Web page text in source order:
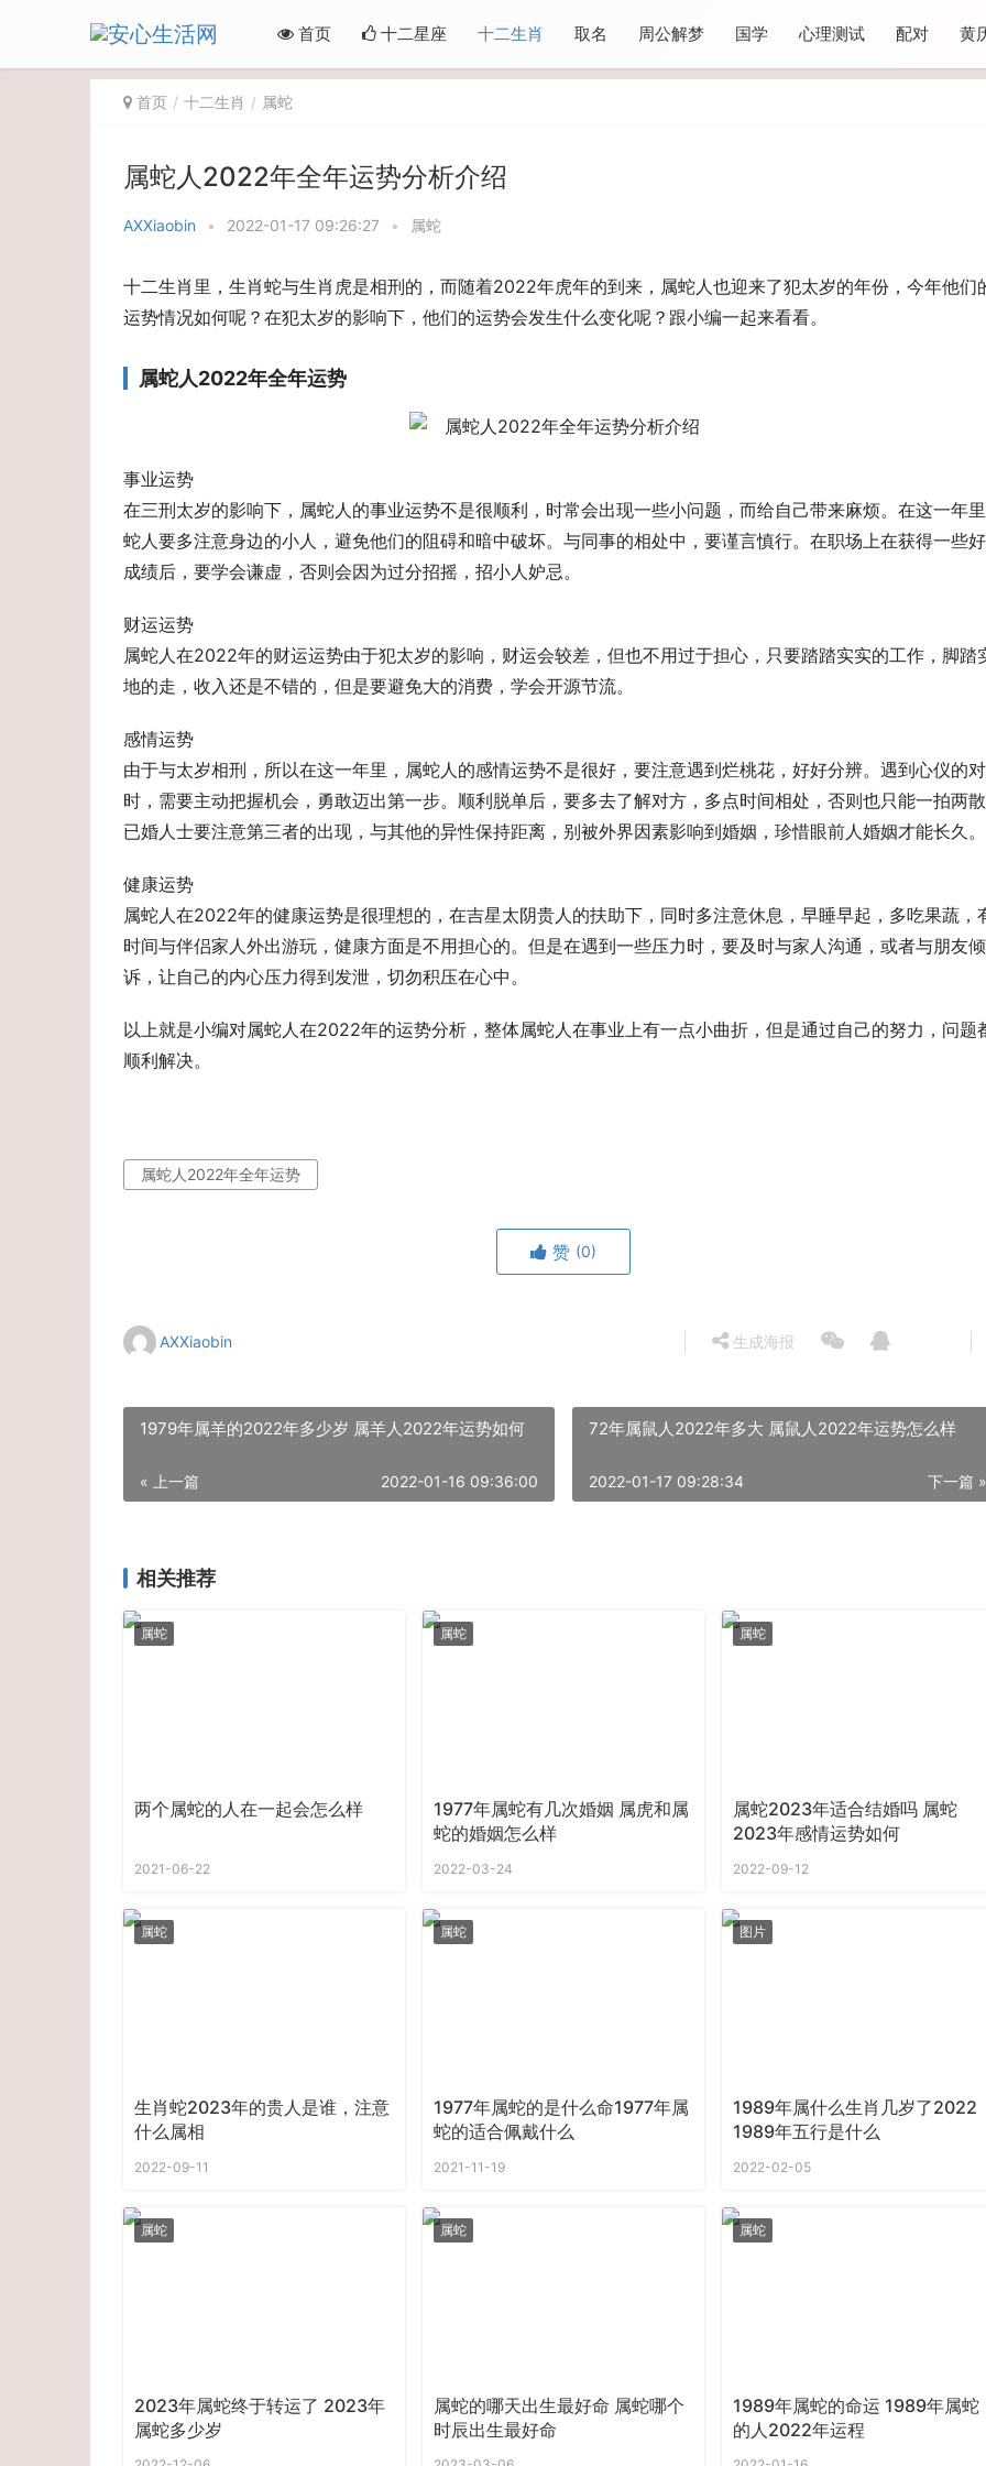
首页 十二星座 十二生肖 取名 周公解梦 国学 心理测试 配对 黄
首页 十二生肖 属蛇
属蛇人2022年全年运势分析介绍
AXXiaobin • 2022-01-17 09:26:27 • 属蛇
十二生肖里，生肖蛇与生肖虎是相刑的，而随着2022年虎年的到来，属蛇人也迎来了犯太岁的年份，今年他们
运势情况如何呢？在犯太岁的影响下，他们的运势会发生什么变化呢？跟小编一起来看看。
属蛇人2022年全年运势
事业运势
在三刑太岁的影响下，属蛇人的事业运势不是很顺利，时常会出现一些小问题，而给自己带来麻烦。在这一年
蛇人要多注意身边的小人，避免他们的阻碍和暗中破坏。与同事的相处中，要谨言慎行。在职场上在获得一些
成绩后，要学会谦虚，否则会因为过分招摇，招小人妒忌。
财运运势
属蛇人在2022年的财运运势由于犯太岁的影响，财运会较差，但也不用过于担心，只要踏踏实实的工作，脚踏
地的走，收入还是不错的，但是要避免大的消费，学会开源节流。
感情运势
由于与太岁相刑，所以在这一年里，属蛇人的感情运势不是很好，要注意遇到烂桃花，好好分辨。遇到心仪的
时，需要主动把握机会，勇敢迈出第一步。顺利脱单后，要多去了解对方，多点时间相处，否则也只能一拍两
已婚人士要注意第三者的出现，与其他的异性保持距离，别被外界因素影响到婚姻，珍惜眼前人婚姻才能长久。
健康运势
属蛇人在2022年的健康运势是很理想的，在吉星太阴贵人的扶助下，同时多注意休息，早睡早起，多吃果蔬，
时间与伴侣家人外出游玩，健康方面是不用担心的。但是在遇到一些压力时，要及时与家人沟通，或者与朋友倾
诉，让自己的内心压力得到发泄，切勿积压在心中。
以上就是小编对属蛇人在2022年的运势分析，整体属蛇人在事业上有一点小曲折，但是通过自己的努力，问题
顺利解决。
属蛇人2022年全年运势
赞 (0)
AXXiaobin 生成海报
1979年属羊的2022年多少岁 属羊人2022年运势如何
« 上一篇 2022-01-16 09:36:00
72年属鼠人2022年多大 属鼠人2022年运势怎么样
下一篇 »
2022-01-17 09:28:34
相关推荐
属蛇
两个属蛇的人在一起会怎么样
2021-06-22
属蛇
1977年属蛇有几次婚姻 属虎和属
蛇的婚姻怎么样
2022-03-24
属蛇
属蛇2023年适合结婚吗 属蛇
2023年感情运势如何
2022-09-12
属蛇
生肖蛇2023年的贵人是谁，注意
什么属相
2022-09-11
属蛇
1977年属蛇的是什么命1977年属
蛇的适合佩戴什么
2021-11-19
图片
1989年属什么生肖几岁了2022
1989年五行是什么
2022-02-05
属蛇
2023年属蛇终于转运了 2023年
属蛇多少岁
属蛇
属蛇的哪天出生最好命 属蛇哪个
时辰出生最好命
属蛇
1989年属蛇的命运 1989年属蛇
的人2022年运程